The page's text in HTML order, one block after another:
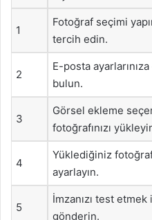
1
Fotoğraf seçimi
tercih edin.
2
E-posta
bulun.
3
Görsel ekleme
fotoğrafınızı
4
Yüklediğiniz
ayarlayın.
5
İmzanızı test
gönderin.